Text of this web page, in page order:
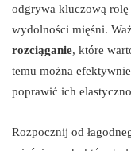
odgrywa kluczową
wydolności mięśni.
rozciąganie, które
temu można
poprawić ich
Rozpocznij od